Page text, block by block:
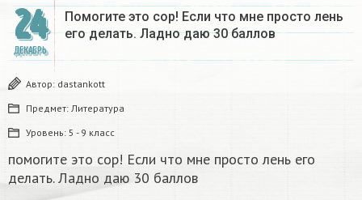
24
ДЕКАБРЬ
Помогите это сор! Если что мне просто лень
его делать. Ладно даю 30 баллов​
Автор: dastankott
Предмет: Литература
Уровень: 5 - 9 класс
помогите это сор! Если что мне просто лень его
делать. Ладно даю 30 баллов​